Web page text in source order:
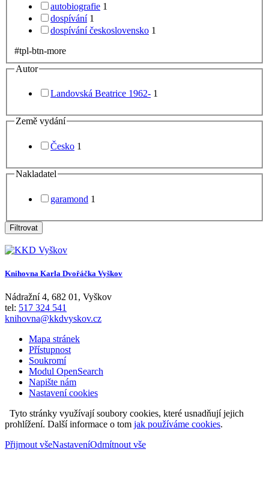
autobiografie 1
dospívání 1
dospívání československo 1
#tpl-btn-more
Autor
Landovská Beatrice 1962- 1
Země vydání
Česko 1
Nakladatel
garamond 1
Filtrovat
Knihovna Karla Dvořáčka Vyškov
Nádražní 4, 682 01 , Vyškov
tel: 517 324 541
knihovna@kkdvyskov.cz
Mapa stránek
Přístupnost
Soukromí
Modul OpenSearch
Napište nám
Nastavení cookies
Tyto stránky využívají soubory cookies, které usnadňují jejich
prohlížení. Další informace o tom jak používáme cookies.
Přijmout všeNastaveníOdmítnout vše